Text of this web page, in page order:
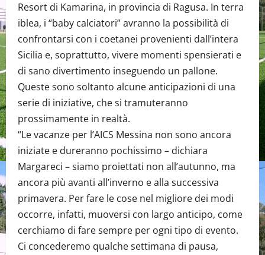
Resort di Kamarina, in provincia di Ragusa. In terra
iblea, i “baby calciatori” avranno la possibilità di
confrontarsi con i coetanei provenienti dall’intera
Sicilia e, soprattutto, vivere momenti spensierati e
di sano divertimento inseguendo un pallone.
Queste sono soltanto alcune anticipazioni di una
serie di iniziative, che si tramuteranno
prossimamente in realtà.
“Le vacanze per l’AICS Messina non sono ancora
iniziate e dureranno pochissimo – dichiara
Margareci – siamo proiettati non all’autunno, ma
ancora più avanti all’inverno e alla successiva
primavera. Per fare le cose nel migliore dei modi
occorre, infatti, muoversi con largo anticipo, come
cerchiamo di fare sempre per ogni tipo di evento.
Ci concederemo qualche settimana di pausa,